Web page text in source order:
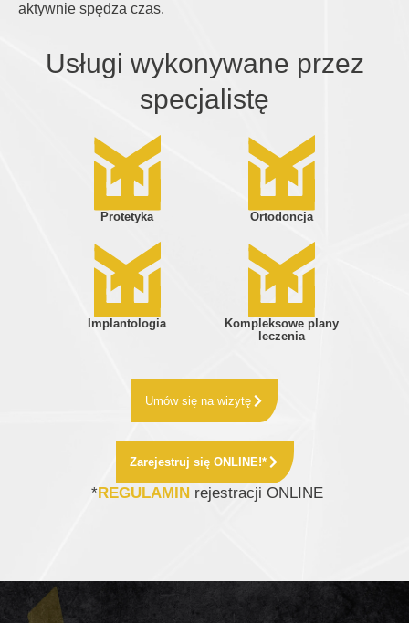
aktywnie spędza czas.
Usługi wykonywane przez
specjalistę
Protetyka Ortodoncja
Implantologia
Kompleksowe plany
leczenia
Umów się na wizytę
Zarejestruj się ONLINE!*
*REGULAMIN rejestracji ONLINE